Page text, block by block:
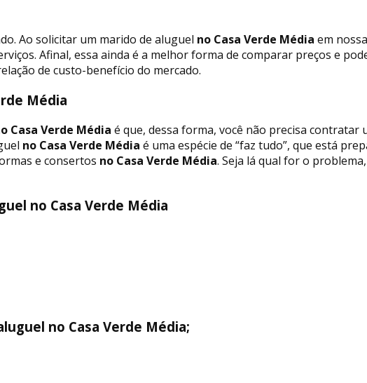
Ao solicitar um marido de aluguel no Casa Verde Média em
Afinal, essa ainda é a melhor forma de comparar preços e
de custo-benefício do mercado.
Média
Casa Verde Média é que, dessa forma, você não precisa contratar
no Casa Verde Média é uma espécie de “faz tudo”, que está
e consertos no Casa Verde Média. Seja lá qual for o
no Casa Verde Média
no Casa Verde Média;